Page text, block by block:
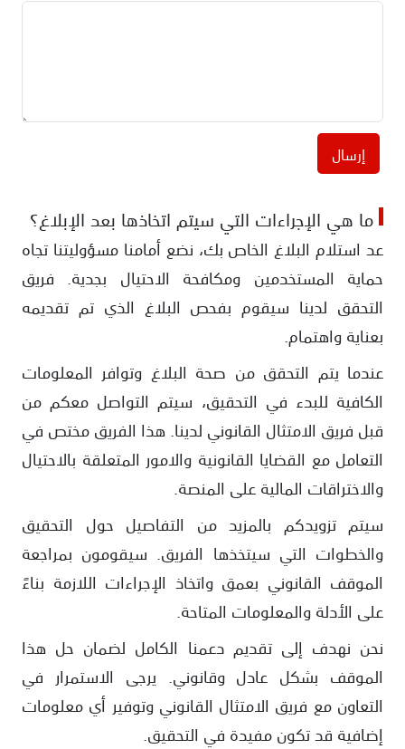
إرسال
ما هي الإجراءات التي سيتم اتخاذها بعد الإبلاغ؟
عد استلام البلاغ الخاص بك، نضع أمامنا مسؤوليتنا تجاه
حماية المستخدمين ومكافحة الاحتيال بجدية. فريق
التحقق لدينا سيقوم بفحص البلاغ الذي تم تقديمه
بعناية واهتمام.
عندما يتم التحقق من صحة البلاغ وتوافر المعلومات
الكافية للبدء في التحقيق، سيتم التواصل معكم من
قبل فريق الامتثال القانوني لدينا. هذا الفريق مختص في
التعامل مع القضايا القانونية والامور المتعلقة بالاحتيال
والاختراقات المالية على المنصة.
سيتم تزويدكم بالمزيد من التفاصيل حول التحقيق
والخطوات التي سيتخذها الفريق. سيقومون بمراجعة
الموقف القانوني بعمق واتخاذ الإجراءات اللازمة بناءً
على الأدلة والمعلومات المتاحة.
نحن نهدف إلى تقديم دعمنا الكامل لضمان حل هذا
الموقف بشكل عادل وقانوني. يرجى الاستمرار في
التعاون مع فريق الامتثال القانوني وتوفير أي معلومات
إضافية قد تكون مفيدة في التحقيق.